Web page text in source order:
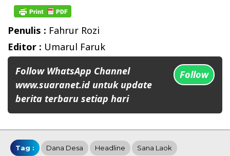
Penulis : Fahrur Rozi
Editor : Umarul Faruk
Follow WhatsApp Channel
www.suaranet.id untuk update
berita terbaru setiap hari
Follow
Tag : Dana Desa Headline Sana Laok